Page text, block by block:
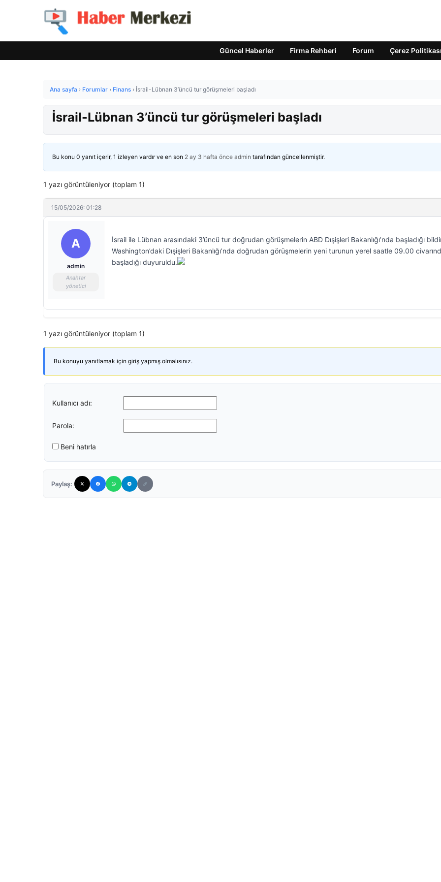
Güncel Haberler Firma Rehberi Forum Çerez Politikası
Ana sayfa › Forumlar › Finans › İsrail-Lübnan 3’üncü tur görüşmeleri başladı
İsrail-Lübnan 3’üncü tur görüşmeleri başladı
Bu konu 0 yanıt içerir, 1 izleyen vardır ve en son 2 ay 3 hafta önce admin tarafından güncellenmiştir.
1 yazı görüntüleniyor (toplam 1)
15/05/2026: 01:28
A
admin
Anahtar
yönetici
İsrail ile Lübnan arasındaki 3’üncü tur doğrudan görüşmelerin ABD Dışişleri Bakanlığı’nda başladığı
Washington’daki Dışişleri Bakanlığı’nda doğrudan görüşmelerin yeni turunun yerel saatle 09.00
başladığı duyuruldu.
1 yazı görüntüleniyor (toplam 1)
Bu konuyu yanıtlamak için giriş yapmış olmalısınız.
Kullanıcı adı:
Parola:
Beni hatırla
Paylaş: